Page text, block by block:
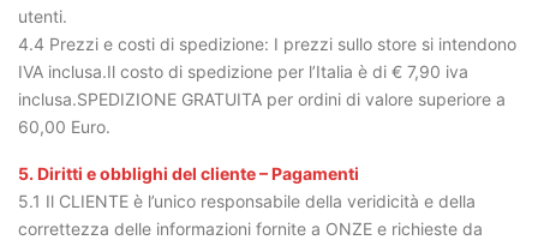
utenti.
4.4 Prezzi e costi di spedizione: I prezzi sullo store si intendono
IVA inclusa.Il costo di spedizione per l’Italia è di € 7,90 iva
inclusa.SPEDIZIONE GRATUITA per ordini di valore superiore a
60,00 Euro.
5. Diritti e obblighi del cliente – Pagamenti
5.1 Il CLIENTE è l’unico responsabile della veridicità e della
correttezza delle informazioni fornite a ONZE e richieste da